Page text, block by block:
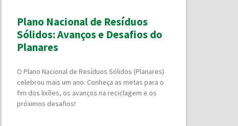
Plano Nacional de Resíduos
Sólidos: Avanços e Desafios do
Planares
O Plano Nacional de Resíduos Sólidos (Planares)
celebrou mais um ano. Conheça as metas para o
fim dos lixões, os avanços na reciclagem e os
próximos desafios!